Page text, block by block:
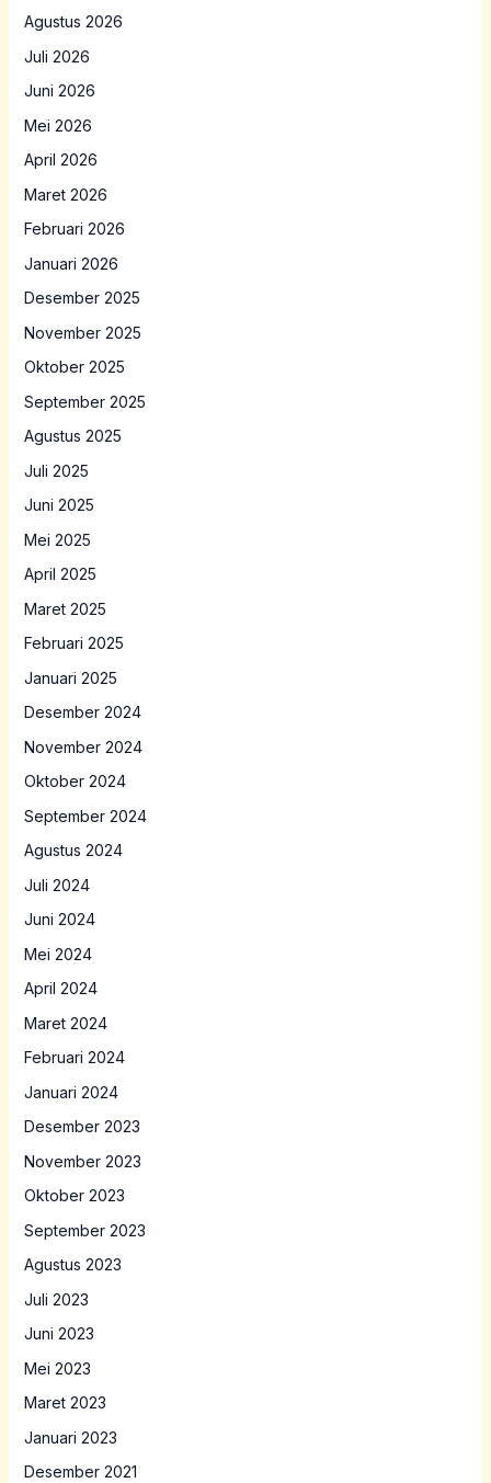
Agustus 2026
Juli 2026
Juni 2026
Mei 2026
April 2026
Maret 2026
Februari 2026
Januari 2026
Desember 2025
November 2025
Oktober 2025
September 2025
Agustus 2025
Juli 2025
Juni 2025
Mei 2025
April 2025
Maret 2025
Februari 2025
Januari 2025
Desember 2024
November 2024
Oktober 2024
September 2024
Agustus 2024
Juli 2024
Juni 2024
Mei 2024
April 2024
Maret 2024
Februari 2024
Januari 2024
Desember 2023
November 2023
Oktober 2023
September 2023
Agustus 2023
Juli 2023
Juni 2023
Mei 2023
Maret 2023
Januari 2023
Desember 2021